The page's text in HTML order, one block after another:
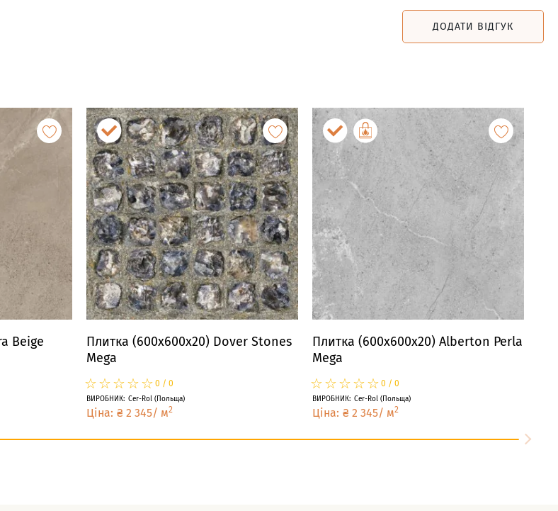
ДОДАТИ ВІДГУК
Beige
Плитка (600x600x20) Dover Stones
Mega
☆
★☆
★☆
★☆
★☆
★ 0 / 0
ВИРОБНИК: Cer-Rol (Польща)
Ціна: ₴ 2 345/ м2
Плитка (600x600x20) Alberton Perla
Mega
☆
★☆
★☆
★☆
★☆
★ 0 / 0
ВИРОБНИК: Cer-Rol (Польща)
Ціна: ₴ 2 345/ м2